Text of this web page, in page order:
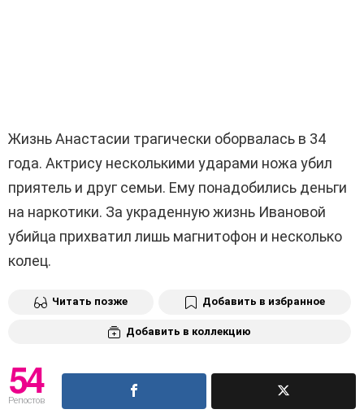
Жизнь Анастасии трагически оборвалась в 34
года. Актрису несколькими ударами ножа убил
приятель и друг семьи. Ему понадобились деньги
на наркотики. За украденную жизнь Ивановой
убийца прихватил лишь магнитофон и несколько
колец.
Читать позже Добавить в избранное
Добавить в коллекцию
54
Репостов